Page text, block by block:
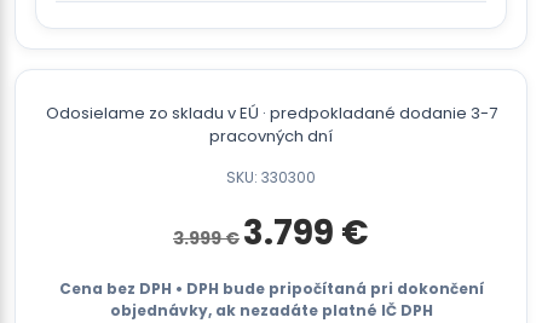
Odosielame zo skladu v EÚ · predpokladané dodanie 3-7
pracovných dní
SKU: 330300
3.999€
Pôvodná
cena
3.999 €.
3.799 €
3.799 €.
Cena bez DPH • DPH bude pripočítaná pri dokončení
objednávky, ak nezadáte platné IČ DPH